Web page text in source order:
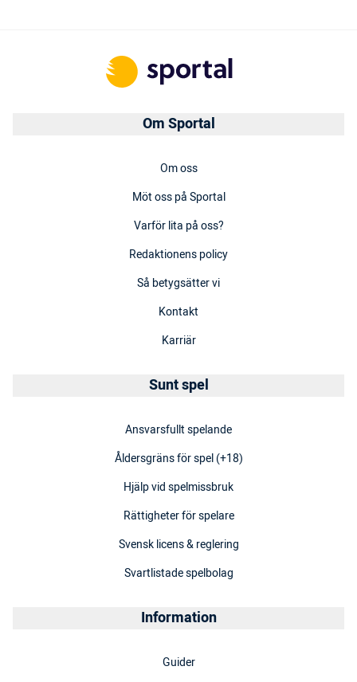
Om Sportal
Om oss
Möt oss på Sportal
Varför lita på oss?
Redaktionens policy
Så betygsätter vi
Kontakt
Karriär
Sunt spel
Ansvarsfullt spelande
Åldersgräns för spel (+18)
Hjälp vid spelmissbruk
Rättigheter för spelare
Svensk licens & reglering
Svartlistade spelbolag
Information
Guider